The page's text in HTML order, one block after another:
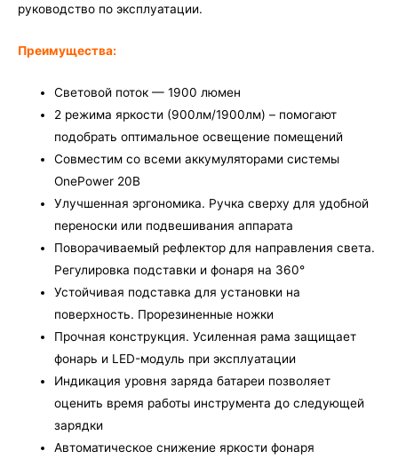
руководство по эксплуатации.
Преимущества:
Световой поток — 1900 люмен
2 режима яркости (900лм/1900лм) – помогают
подобрать оптимальное освещение помещений
Совместим со всеми аккумуляторами системы
OnePower 20В
Улучшенная эргономика. Ручка сверху для удобной
переноски или подвешивания аппарата
Поворачиваемый рефлектор для направления света.
Регулировка подставки и фонаря на 360°
Устойчивая подставка для установки на
поверхность. Прорезиненные ножки
Прочная конструкция. Усиленная рама защищает
фонарь и LED-модуль при эксплуатации
Индикация уровня заряда батареи позволяет
оценить время работы инструмента до следующей
зарядки
Автоматическое снижение яркости фонаря